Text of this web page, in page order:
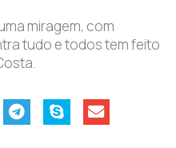
miragem, com
tudo e todos tem feito